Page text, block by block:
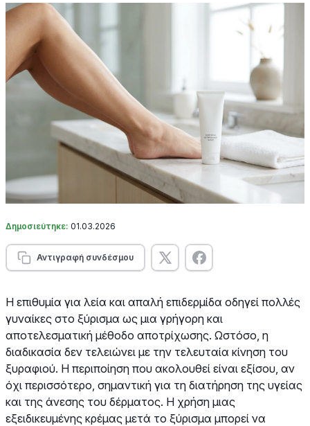
Δημοσιεύτηκε: 01.03.2026
Αντιγραφή συνδέσμου
Η επιθυμία για λεία και απαλή επιδερμίδα οδηγεί πολλές
γυναίκες στο ξύρισμα ως μια γρήγορη και
αποτελεσματική μέθοδο αποτρίχωσης. Ωστόσο, η
διαδικασία δεν τελειώνει με την τελευταία κίνηση του
ξυραφιού. Η περιποίηση που ακολουθεί είναι εξίσου, αν
όχι περισσότερο, σημαντική για τη διατήρηση της υγείας
και της άνεσης του δέρματος. Η χρήση μιας
εξειδικευμένης κρέμας μετά το ξύρισμα μπορεί να